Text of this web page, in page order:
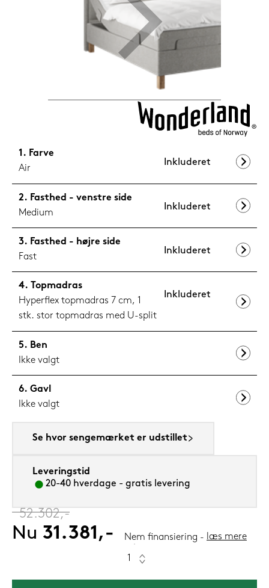
Farve
Air
Inkluderet
Fasthed - venstre side
Medium
Inkluderet
Fasthed - højre side
Fast
Inkluderet
Topmadras
Hyperflex topmadras 7 cm, 1
stk. stor topmadras med U-split
Inkluderet
Ben
Ikke valgt
Gavl
Ikke valgt
Se hvor sengemærket er udstillet
Leveringstid
20-40 hverdage - gratis levering
‎52.302,-
Nu 31.381,- Nem finansiering læs mere